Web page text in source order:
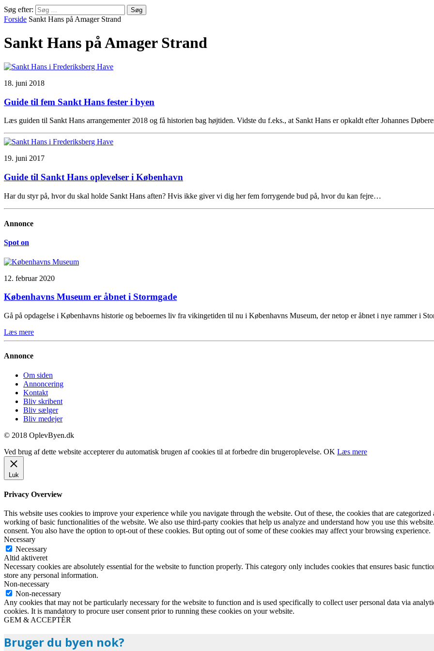
Søg efter:
Forside Sankt Hans på Amager Strand
Sankt Hans på Amager Strand
18. juni 2018
Guide til fem Sankt Hans fester i byen
Læs guiden til Sankt Hans arrangementer 2018 og få historien bag højtiden. Vidste du f.eks., at Sankt Hans er opkaldt efter Johannes
19. juni 2017
Guide til Sankt Hans oplevelser i København
Har du styr på, hvor du skal holde Sankt Hans aften? Hvis ikke giver vi dig her fem forrygende bud på, hvor du kan fejre…
Annonce
Spot on
12. februar 2020
Københavns Museum er åbnet i Stormgade
Gå på opdagelse i Københavns historie og beboernes liv fra vikingetiden til nu i Københavns Museum, der netop er åbnet i nye rammer i
Læs mere
Annonce
Om siden
Annoncering
Kontakt
Bliv skribent
Bliv sælger
Bliv medejer
© 2018 OplevByen.dk
Ved brug af dette website accepterer du automatisk brugen af cookies til at forbedre din brugeroplevelse. OK Læs mere
Luk
Privacy Overview
This website uses cookies to improve your experience while you navigate through the website. Out of these, the cookies that are categorized
working of basic functionalities of the website. We also use third-party cookies that help us analyze and understand how you use this
consent. You also have the option to opt-out of these cookies. But opting out of some of these cookies may affect your browsing experience.
Necessary
Necessary
Altid aktiveret
Necessary cookies are absolutely essential for the website to function properly. This category only includes cookies that ensures basic
store any personal information.
Non-necessary
Non-necessary
Any cookies that may not be particularly necessary for the website to function and is used specifically to collect user personal data via
cookies. It is mandatory to procure user consent prior to running these cookies on your website.
GEM & ACCEPTÈR
Bruger du byen nok?